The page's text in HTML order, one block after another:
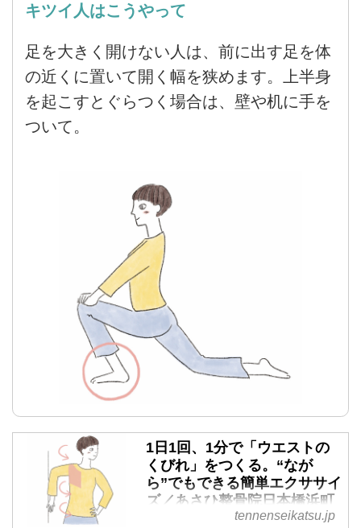
キツイ人はこうやって
足を大きく開けない人は、前に出す足を体
の近くに置いて開く幅を狭めます。上半身
を起こすとぐらつく場合は、壁や机に手を
ついて。
1日1回、1分で「ウエストの
くびれ」をつくる。“なが
ら”でもできる簡単エクササイ
ズ／あさひ整骨院日本橋浜町
院・今村匡子さん - 天然生活
tennenseikatsu.jp